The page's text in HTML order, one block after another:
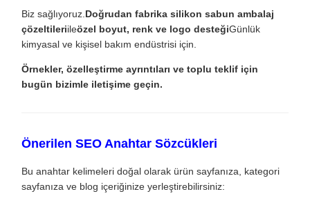
Biz sağlıyoruz. Doğrudan fabrika silikon sabun ambalaj
çözeltileriileözel boyut, renk ve logo desteğiGünlük
kimyasal ve kişisel bakım endüstrisi için.
Örnekler, özelleştirme ayrıntıları ve toplu teklif için
bugün bizimle iletişime geçin.
Önerilen SEO Anahtar Sözcükleri
Bu anahtar kelimeleri doğal olarak ürün sayfanıza, kategori
sayfanıza ve blog içeriğinize yerleştirebilirsiniz: